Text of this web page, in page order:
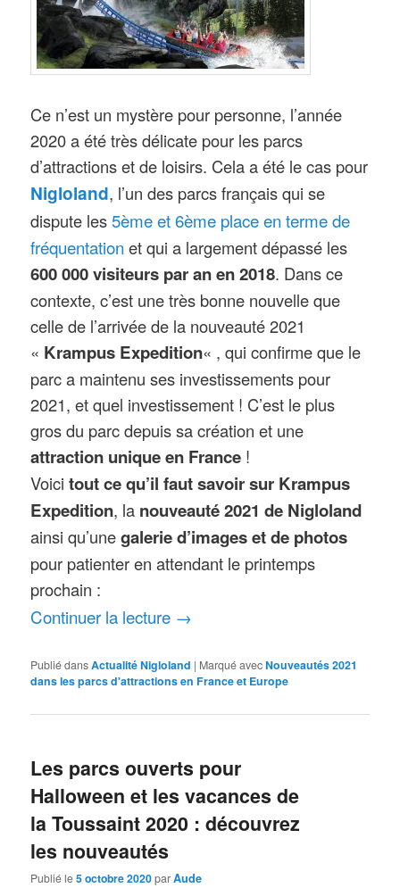
Ce n’est un mystère pour personne, l’année
2020 a été très délicate pour les parcs
d’attractions et de loisirs. Cela a été le cas pour
Nigloland, l’un des parcs français qui se
dispute les5ème et 6ème place en terme de
fréquentationet qui a largement dépassé les
600 000 visiteurs par an en 2018. Dans ce
contexte, c’est une très bonne nouvelle que
celle de l’arrivée de la nouveauté 2021
« Krampus Expedition« , qui confirme que le
parc a maintenu ses investissements pour
2021, et quel investissement ! C’est le plus
gros du parc depuis sa création et une
attraction unique en France !
Voicitout ce qu’il faut savoir sur Krampus
Expedition, la nouveauté 2021 de Nigloland
ainsi qu’unegalerie d’images et de photos
pour patienter en attendant le printemps
prochain :
Continuer la lecture →
Publié dansActualité Nigloland | Marqué avecNouveautés 2021
dans les parcs d'attractions en France et Europe
Les parcs ouverts pour
Halloween et les vacances de
la Toussaint 2020 : découvrez
les nouveautés
Publié le5 octobre 2020parAude